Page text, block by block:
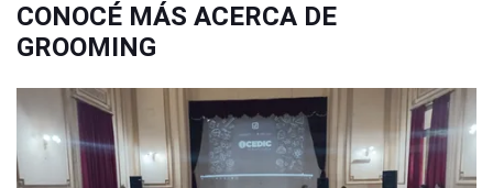
CONOCÉ MÁS ACERCA DE
GROOMING